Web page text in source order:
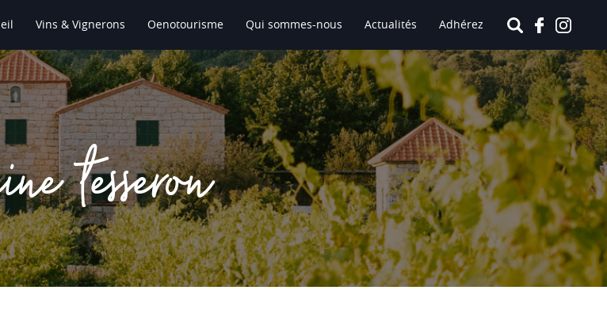
Vins & Vignerons Oenotourisme Qui sommes-nous Actualités Adhérez
tesseron